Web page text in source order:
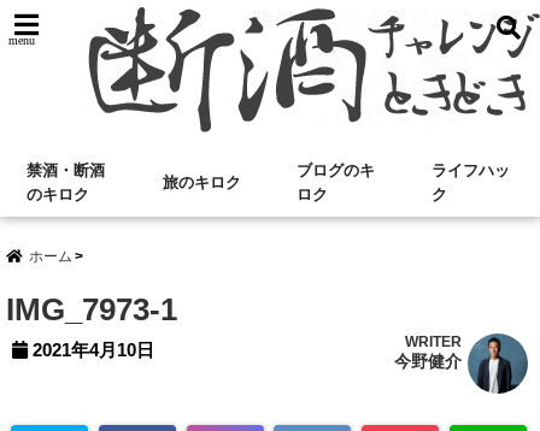
menu
禁酒・断酒
のキロク
旅のキロク
ブログのキ
ロク
ライフハッ
ク
ホーム
IMG_7973-1
2021年4月10日 WRITER
今野健介